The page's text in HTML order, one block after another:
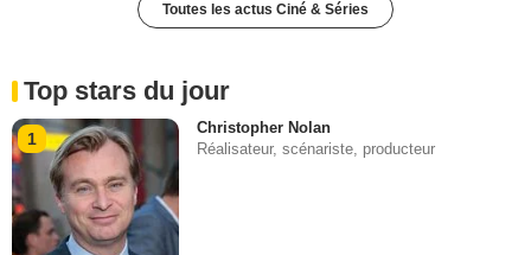
Toutes les actus Ciné & Séries
Top stars du jour
1
Christopher Nolan
Réalisateur, scénariste, producteur